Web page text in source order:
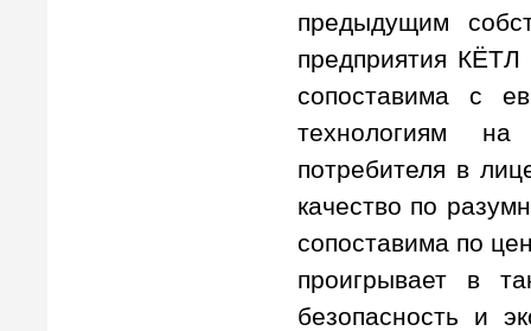
предыдущим
предприятия КЁТЛ
сопоставима с
технологиям на
потребителя в
качество по
сопоставима по
проигрывает в
безопасность и